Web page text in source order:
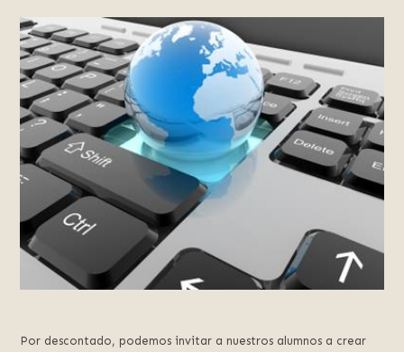
Por descontado, podemos invitar a nuestros alumnos a crear